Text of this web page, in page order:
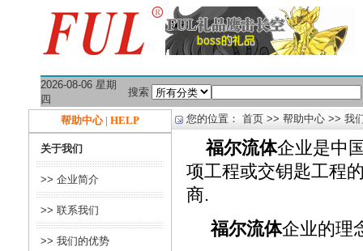
2026-08-06 星期
四
搜索
帮助中心 | HELP
关于我们
>> 企业简介
>> 联系我们
>> 我们的优势
您的位置： 首页>> 帮助中心>> 我
福尔流体企业是中
项工程或交钥匙工程
商.
福尔流体企业的理